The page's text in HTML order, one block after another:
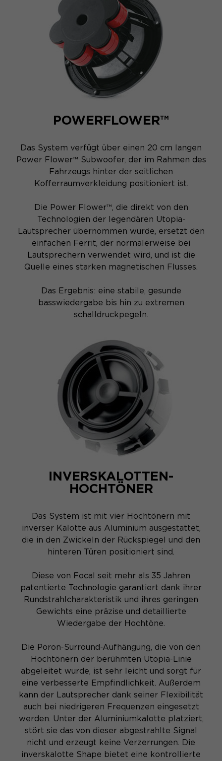
POWERFLOWER™
Das System verfügt über einen 20 cm langen
Power Flower™ Subwoofer, der im Rahmen des
Fahrzeugs hinter der seitlichen
Kofferraumverkleidung positioniert ist.
Die Power Flower™, die direkt von den
Technologien der legendären Utopia-
Lautsprecher übernommen wurde, ersetzt den
einfachen Ferrit, der normalerweise bei
Lautsprechern verwendet wird, und ist die
Quelle eines starken magnetischen Flusses.
Das Ergebnis: eine stabile, gesunde
basswiedergabe bis hin zu extremen
schalldruckpegeln.
INVERSKALOTTEN-
HOCHTÖNER
Das System ist mit vier Hochtönern mit
inverser Kalotte aus Aluminium ausgestattet,
die in den Zwickeln der Rückspiegel und den
hinteren Türen positioniert sind.
Diese von Focal seit mehr als 35 Jahren
patentierte Technologie garantiert dank ihrer
Rundstrahlcharakteristik und ihres geringen
Gewichts eine präzise und detaillierte
Wiedergabe der Hochtöne.
Die Poron-Surround-Aufhängung, die von den
Hochtönern der berühmten Utopia-Linie
abgeleitet wurde, ist sehr leicht und sorgt für
eine verbesserte Empfindlichkeit. Außerdem
kann der Lautsprecher dank seiner Flexibilität
auch bei niedrigeren Frequenzen eingesetzt
werden. Unter der Aluminiumkalotte platziert,
stört sie das von dieser abgestrahlte Signal
nicht und erzeugt keine Verzerrungen. Die
inverskalotte Shape bietet eine kontrollierte